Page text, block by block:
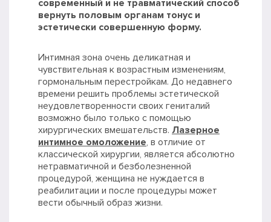
современный и не травматический способ
вернуть половым органам тонус и
эстетически совершенную форму.
Интимная зона очень деликатная и
чувствительная к возрастным изменениям,
гормональным перестройкам. До недавнего
времени решить проблемы эстетической
неудовлетворенности своих гениталий
возможно было только с помощью
хирургических вмешательств. Лазерное
интимное омоложение, в отличие от
классической хирургии, является абсолютно
нетравматичной и безболезненной
процедурой, женщина не нуждается в
реабилитации и после процедуры может
вести обычный образ жизни.